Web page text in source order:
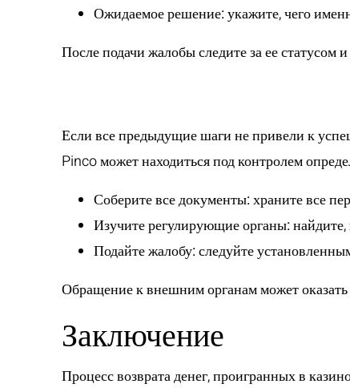
Ожидаемое решение:укажите, чего
После подачи жалобы следите за ее статусом
Если все предыдущие шаги не привели к
Pinco может находиться под контролем
Соберите все документы:храните все
Изучите регулирующие органы:
Подайте жалобу:следуйте
Обращение к внешним органам может
Заключение
Процесс возврата денег, проигранных в